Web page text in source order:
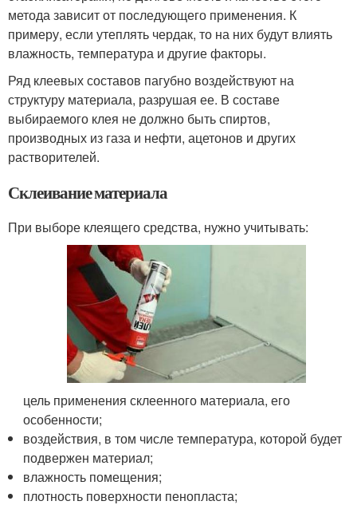
метода зависит от последующего применения. К
примеру, если утеплять чердак, то на них будут влиять
влажность, температура и другие факторы.
Ряд клеевых составов пагубно воздействуют на
структуру материала, разрушая ее. В составе
выбираемого клея не должно быть спиртов,
производных из газа и нефти, ацетонов и других
растворителей.
Склеивание материала
При выборе клеящего средства, нужно учитывать:
цель применения склеенного материала, его
особенности;
воздействия, в том числе температура, которой будет
подвержен материал;
влажность помещения;
плотность поверхности пенопласта;